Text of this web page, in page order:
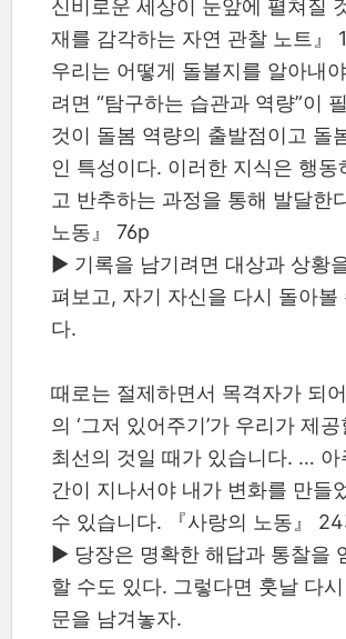
신비로운 세상이 눈앞에 펼쳐질
재를 감각하는 자연 관찰 노트』
우리는 어떻게 돌볼지를 알아내
려면 “탐구하는 습관과 역량”이
것이 돌봄 역량의 출발점이고 돌
인 특성이다. 이러한 지식은 행동
고 반추하는 과정을 통해 발달한
노동』 76p
▶ 기록을 남기려면 대상과 상황
펴보고, 자기 자신을 다시 돌아볼
다.
때로는 절제하면서 목격자가 되
의 ‘그저 있어주기’가 우리가 제
최선의 것일 때가 있습니다. … 아
간이 지나서야 내가 변화를 만들
수 있습니다. 『사랑의 노동』
▶ 당장은 명확한 해답과 통찰을
할 수도 있다. 그렇다면 훗날 다
문을 남겨놓자.